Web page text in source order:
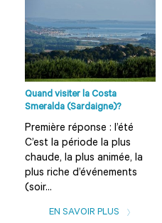
Quand visiter la Costa
Smeralda (Sardaigne)?
Première réponse : l’été
C’est la période la plus
chaude, la plus animée, la
plus riche d’événements
(soir...
EN SAVOIR PLUS